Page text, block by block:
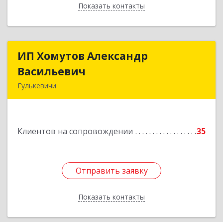
Показать контакты
Назад
ИП Хомутов Александр
Васильевич
Гулькевичи
Клиентов на сопровождении 35
Отправить заявку
Показать контакты
ИП Хомутов Александр
Подробнее
Отправить заявку
Назад